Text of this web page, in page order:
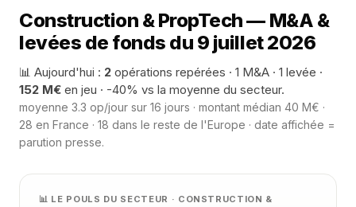
Construction & PropTech — M&A &
levées de fonds du 9 juillet 2026
📊 Aujourd'hui : 2 opérations repérées · 1 M&A · 1 levée ·
152 M€ en jeu · -40% vs la moyenne du secteur.
moyenne 3.3 op/jour sur 16 jours · montant médian 40 M€ ·
28 en France · 18 dans le reste de l'Europe · date affichée =
parution presse.
📊 LE POULS DU SECTEUR · CONSTRUCTION &